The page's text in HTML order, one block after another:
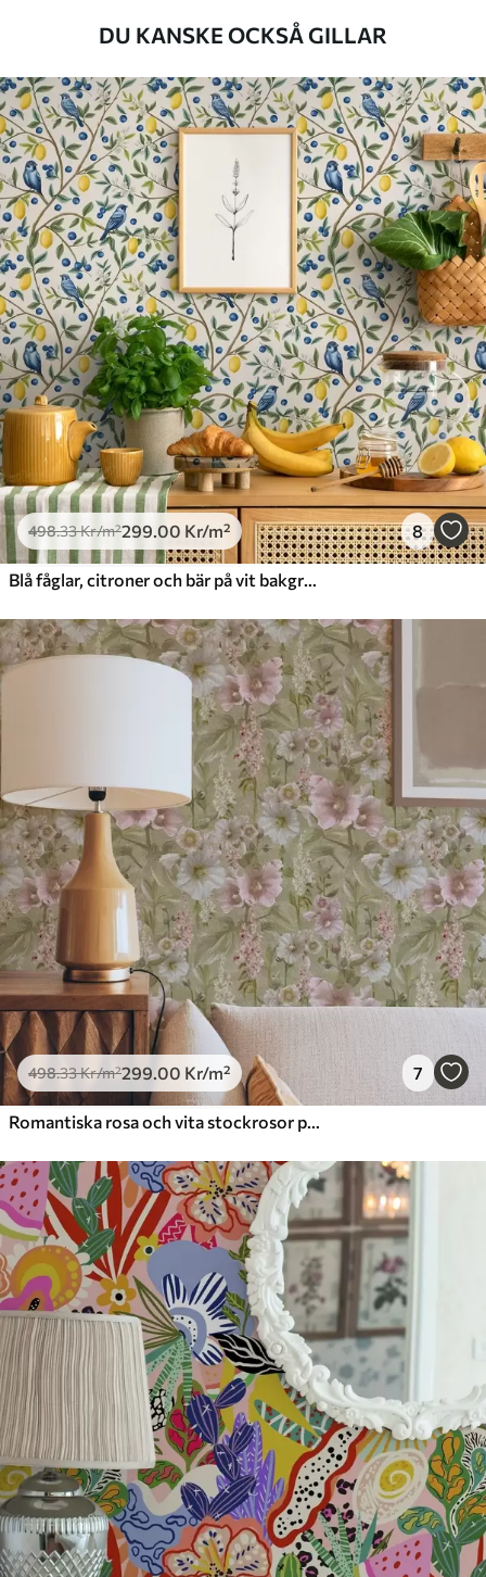
Rengöring
Tapeten kan rengöras försiktigt med en
rengöras med vatten.
Tillämpningsmetod Sömlös applikation
Tillgängliga material
Standard
498.33 299.00Kr/m²
Premium
631.67379.00Kr/m²
Premiumvinyl
725.00435.00Kr/m²
DU KANSKE OCKSÅ GILLAR
498.33Kr/m²299.00 Kr/m² 8
Blå fåglar, citroner och bär på vit bakgrund
498.33Kr/m²299.00 Kr/m² 7
Romantiska rosa och vita stockrosor på dämpad grönska